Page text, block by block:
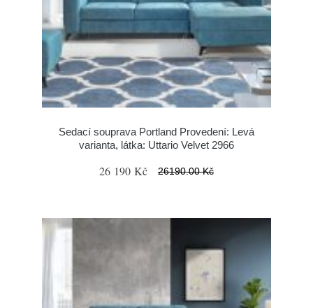
Sedací souprava Portland Provedení: Levá
varianta, látka: Uttario Velvet 2966
26 190 Kč 26190.00 Kč